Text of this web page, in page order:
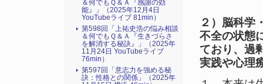
２）脳科学
不全の状態
ており、過
実践や心理
＆何でもＱ＆Ａ『感謝の効
能』」（2025年12月4日
YouTubeライブ 81min）
第598回「上祐史浩の悩み相談
＆何でもＱ＆Ａ『生きづらさ
を解消する秘訣』​」（2025年
11月24日 YouTubeライブ
76min）
第597回「意志力を強める秘
訣：性格との関係」（2025年